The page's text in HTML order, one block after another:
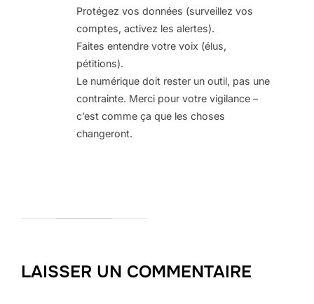
Protégez vos données (surveillez vos
comptes, activez les alertes).
Faites entendre votre voix (élus,
pétitions).
Le numérique doit rester un outil, pas une
contrainte. Merci pour votre vigilance –
c’est comme ça que les choses
changeront.
LAISSER UN COMMENTAIRE